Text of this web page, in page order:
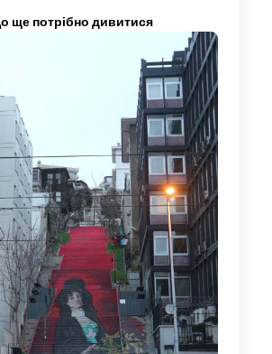
ще потрібно дивитися